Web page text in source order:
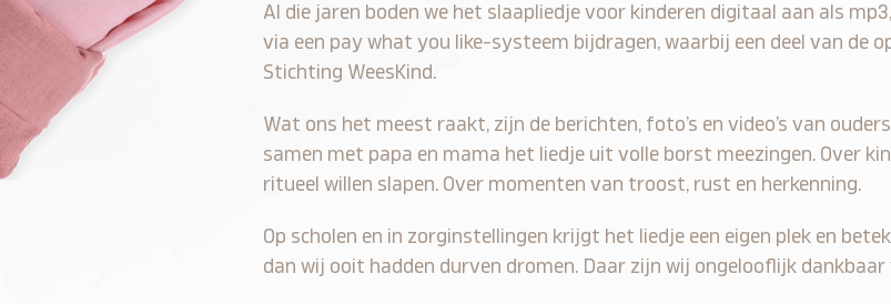
Al die jaren boden we het slaapliedje voor kinderen digitaal aan als
via een pay what you like-systeem bijdragen, waarbij een deel van de
Stichting WeesKind.
Wat ons het meest raakt, zijn de berichten, foto’s en video’s van
samen met papa en mama het liedje uit volle borst meezingen. Over
ritueel willen slapen. Over momenten van troost, rust en herkenning.
Op scholen en in zorginstellingen krijgt het liedje een eigen plek en
dan wij ooit hadden durven dromen. Daar zijn wij ongelooflijk dankbaar